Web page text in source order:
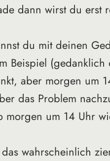
dann wirst du erst
du mit deinen
Beispiel (gedanklich
aber morgen um
das Problem
um 14 Uhr
wahrscheinlich